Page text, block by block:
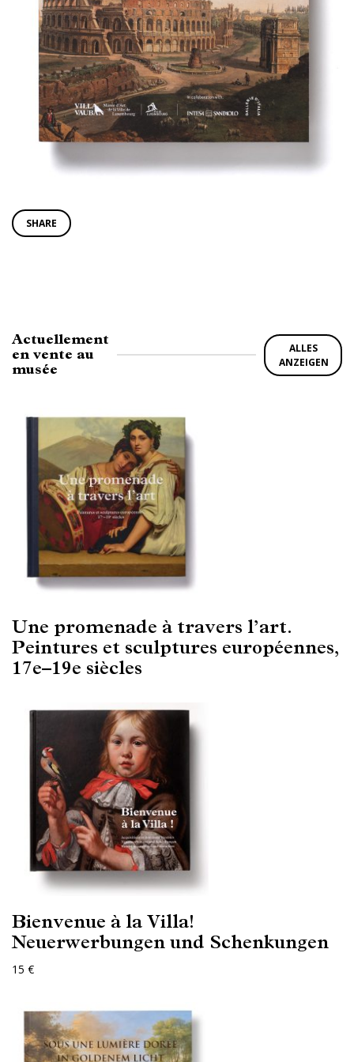
SHARE
Actuellement
en vente au
musée
ALLES
ANZEIGEN
Une promenade à travers l’art.
Peintures et sculptures européennes,
17e–19e siècles
Bienvenue à la Villa!
Neuerwerbungen und Schenkungen
15 €